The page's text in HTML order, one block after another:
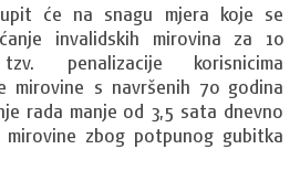
će na snagu mjera koje se
invalidskih mirovina za 10
penalizacije korisnicima
mirovine s navršenih 70 godina
rada manje od 3,5 sata dnevno
mirovine zbog potpunog gubitka